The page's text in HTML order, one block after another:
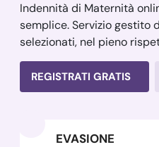
Indennità di Maternità
semplice. Servizio gestito
selezionati, nel pieno
REGISTRATI GRATIS
EVASIONE